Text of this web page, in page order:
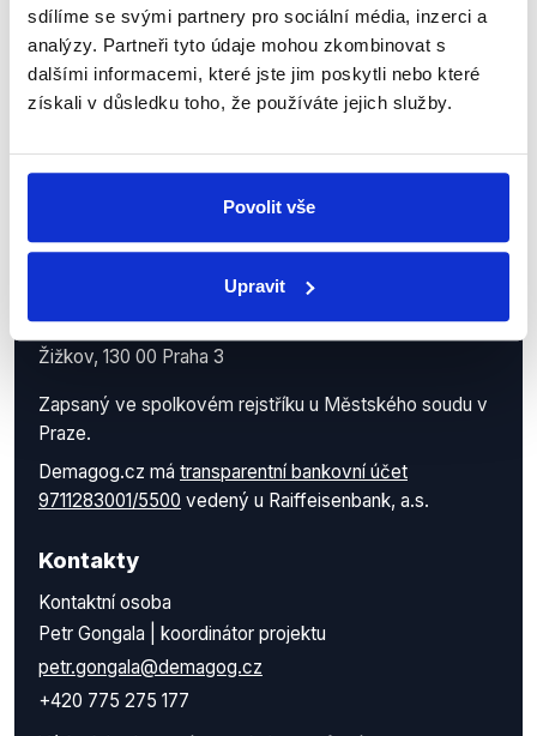
sdílíme se svými partnery pro sociální média, inzerci a
analýzy. Partneři tyto údaje mohou zkombinovat s
dalšími informacemi, které jste jim poskytli nebo které
získali v důsledku toho, že používáte jejich služby.
Povolit vše
Upravit
Demagog.cz, z.s.
se sídlem Roháčova 145/14
Žižkov, 130 00 Praha 3
Zapsaný ve spolkovém rejstříku u Městského soudu v
Praze.
Demagog.cz má transparentní bankovní účet
9711283001/5500 vedený u Raiffeisenbank, a.s.
Kontakty
Kontaktní osoba
Petr Gongala | koordinátor projektu
petr.gongala@demagog.cz
+420 775 275 177